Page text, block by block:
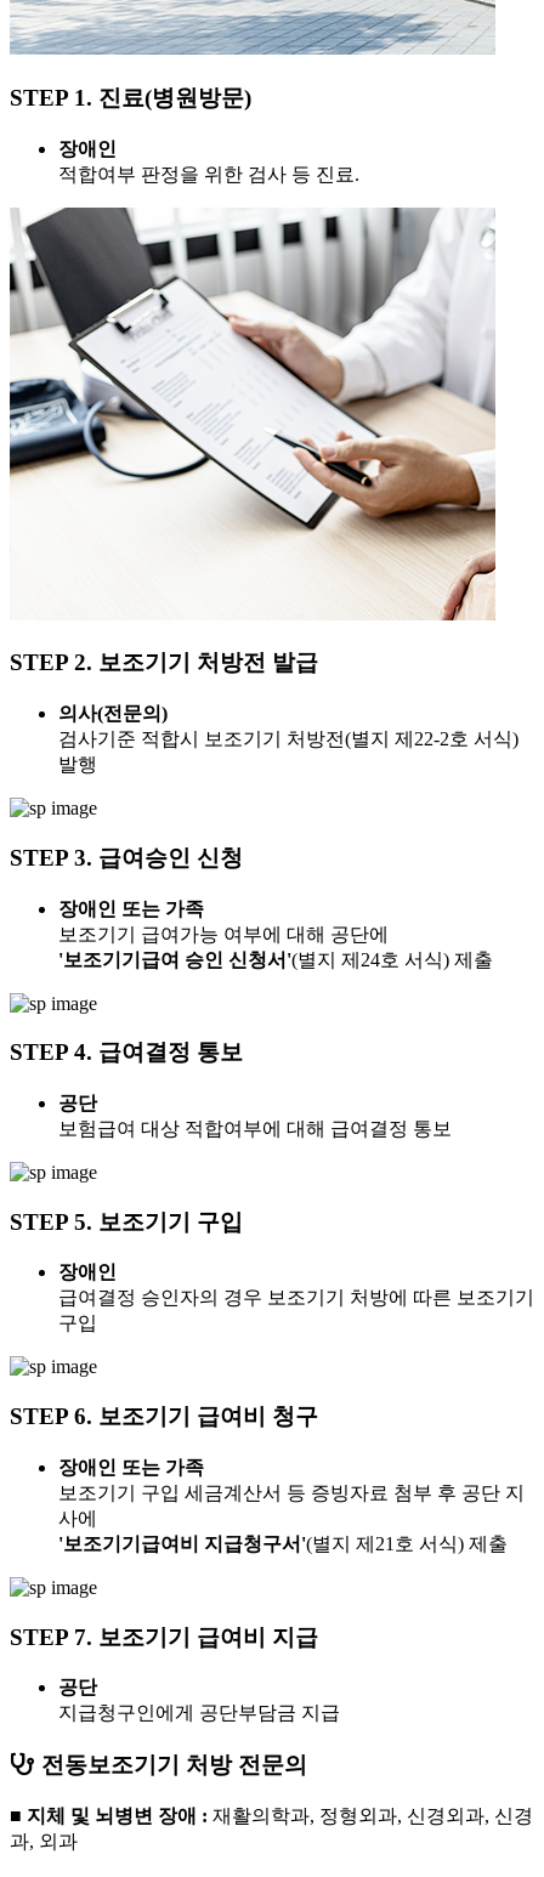
STEP 1. 진료(병원방문)
장애인
적합여부 판정을 위한 검사 등 진료.
STEP 2. 보조기기 처방전 발급
의사(전문의)
검사기준 적합시 보조기기 처방전(별지 제22-2호 서식)
발행
STEP 3. 급여승인 신청
장애인 또는 가족
보조기기 급여가능 여부에 대해 공단에
'보조기기급여 승인 신청서'(별지 제24호 서식) 제출
STEP 4. 급여결정 통보
공단
보험급여 대상 적합여부에 대해 급여결정 통보
STEP 5. 보조기기 구입
장애인
급여결정 승인자의 경우 보조기기 처방에 따른 보조기기
구입
STEP 6. 보조기기 급여비 청구
장애인 또는 가족
보조기기 구입 세금계산서 등 증빙자료 첨부 후 공단 지
사에
'보조기기급여비 지급청구서'(별지 제21호 서식) 제출
STEP 7. 보조기기 급여비 지급
공단
지급청구인에게 공단부담금 지급
전동보조기기 처방 전문의
■ 지체 및 뇌병변 장애 : 재활의학과, 정형외과, 신경외과, 신경
과, 외과